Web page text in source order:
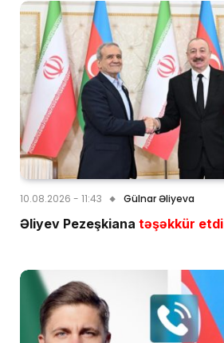
10.08.2026 - 11:43 Gülnar Əliyeva
Əliyev Pezeşkiana təşəkkür etdi